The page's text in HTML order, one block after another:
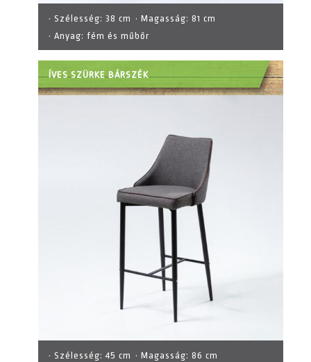
· Szélesség: 38 cm · Magasság: 81 cm
· Anyag: fém és műbőr
ÍVES SZÜRKE BÁRSZÉK
· Szélesség:45 cm · Magasság: 86 cm